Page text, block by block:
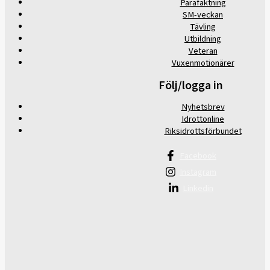
Parafäktning
SM-veckan
Tävling
Utbildning
Veteran
Vuxenmotionärer
Följ/logga in
Nyhetsbrev
Idrottonline
Riksidrottsförbundet